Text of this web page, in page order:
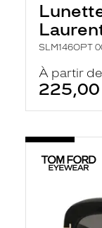
SLM146OPT
À partir de